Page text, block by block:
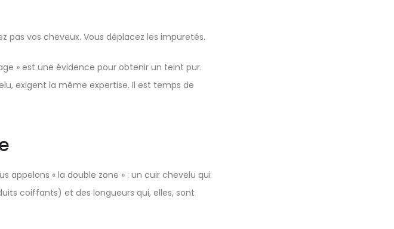
pas vos cheveux. Vous déplacez les impuretés.
» est une évidence pour obtenir un teint pur.
exigent la même expertise. Il est temps de
appelons « la double zone » : un cuir chevelu qui
coiffants) et des longueurs qui, elles, sont